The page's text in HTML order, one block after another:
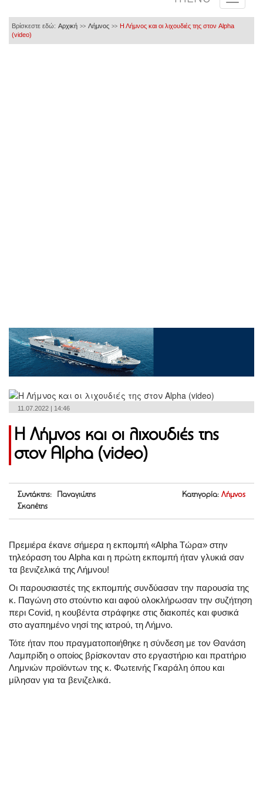
Βρίσκεστε εδώ: Αρχική >> Λήμνος >> Η Λήμνος και οι λιχουδιές της στον Alpha
(video)
11.07.2022 | 14:46
Η Λήμνος και οι λιχουδιές της
στον Alpha (video)
Συντάκτης: Παναγιώτης
Σκαπέτης
Κατηγορία: Λήμνος
Πρεμιέρα έκανε σήμερα η εκπομπή «Alpha Τώρα» στην
τηλεόραση του Alpha και η πρώτη εκπομπή ήταν γλυκιά σαν
τα βενιζελικά της Λήμνου!
Οι παρουσιαστές της εκπομπής συνδύασαν την παρουσία της
κ. Παγώνη στο στούντιο και αφού ολοκλήρωσαν την συζήτηση
περι Covid, η κουβέντα στράφηκε στις διακοπές και φυσικά
στο αγαπημένο νησί της ιατρού, τη Λήμνο.
Τότε ήταν που πραγματοποιήθηκε η σύνδεση με τον Θανάση
Λαμπρίδη ο οποίος βρίσκονταν στο εργαστήριο και πρατήριο
Λημνιών προϊόντων της κ. Φωτεινής Γκαράλη όπου και
μίλησαν για τα βενιζελικά.